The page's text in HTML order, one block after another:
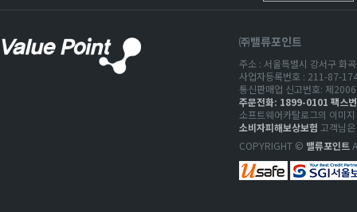
㈜밸류포인트
주소 : 서울특별시 강서구 화
사업자등록번호 : 211-87-
통신판매업 신고번호: 제
주문전화: 1899-0101 팩스
소프트웨어카탈로그의 이미
소비자피해보상보험 고객님
COPYRIGHT © 밸류포인트